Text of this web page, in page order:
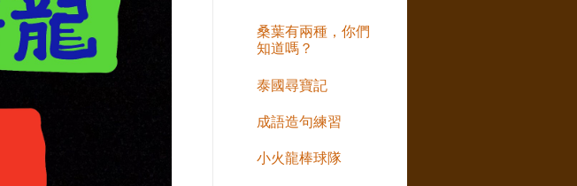
桑葉有兩種，你們
知道嗎？
泰國尋寶記
成語造句練習
小火龍棒球隊